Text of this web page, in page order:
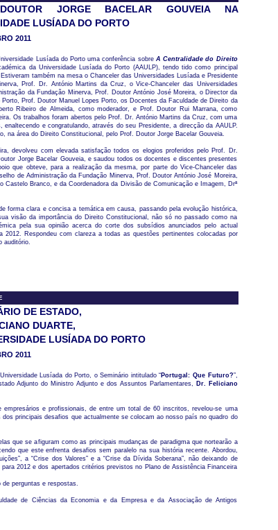
JORGE BACELAR GOUVEIA NA
LUSÍADA DO PORTO
2011
Lusíada do Porto uma conferência sobre A Centralidade do Direito
da Universidade Lusíada do Porto (AAULP), tendo tido como principal
também na mesa o Chanceler das Universidades Lusíada e Presidente
Prof. Dr. António Martins da Cruz, o Vice-Chanceler das Universidades
da Fundação Minerva, Prof. Doutor António José Moreira, o Director da
Prof. Doutor Manuel Lopes Porto, os Docentes da Faculdade de Direito da
Ribeiro de Almeida, como moderador, e Prof. Doutor Rui Marrana, como
Os trabalhos foram abertos pelo Prof. Dr. António Martins da Cruz, com uma
e congratulando, através do seu Presidente, a direcção da AAULP.
na área do Direito Constitucional, pelo Prof. Doutor Jorge Bacelar Gouveia.
devolveu com elevada satisfação todos os elogios proferidos pelo Prof. Dr.
Jorge Bacelar Gouveia, e saudou todos os docentes e discentes presentes
que obteve, para a realização da mesma, por parte do Vice-Chanceler das
de Administração da Fundação Minerva, Prof. Doutor António José Moreira,
Castelo Branco, e da Coordenadora da Divisão de Comunicação e Imagem, Drª
forma clara e concisa a temática em causa, passando pela evolução histórica,
visão da importância do Direito Constitucional, não só no passado como na
pela sua opinião acerca do corte dos subsídios anunciados pelo actual
2012. Respondeu com clareza a todas as questões pertinentes colocadas por
auditório.
DE ESTADO,
DUARTE,
LUSÍADA DO PORTO
2011
Lusíada do Porto, o Seminário intitulado “ Portugal: Que Futuro?”,
Adjunto do Ministro Adjunto e dos Assuntos Parlamentares,
Dr. Feliciano
e profissionais, de entre um total de 60 inscritos, revelou-se uma
principais desafios que actualmente se colocam ao nosso país no quadro do
que se afiguram como as principais mudanças de paradigma que nortearão a
que este enfrenta desafios sem paralelo na sua história recente. Abordou,
a “Crise dos Valores” e a “Crise da Dívida Soberana”, não deixando de
2012 e dos apertados critérios previstos no Plano de Assistência Financeira
perguntas e respostas.
de Ciências da Economia e da Empresa e da Associação de Antigos